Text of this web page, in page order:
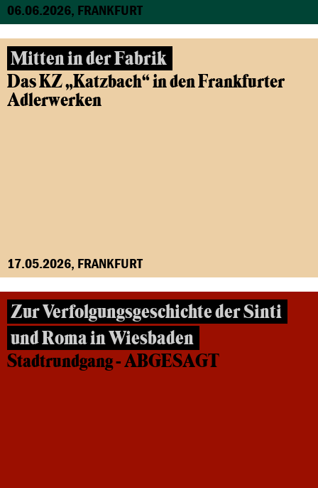
06.06.2026, FRANKFURT
Mitten in der Fabrik
Das KZ „Katzbach“ in den Frankfurter
Adlerwerken
17.05.2026, FRANKFURT
Zur Verfolgungsgeschichte der Sinti
und Roma in Wiesbaden
Stadtrundgang - ABGESAGT